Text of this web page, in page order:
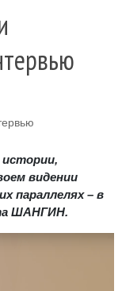
истории,
видении
параллелях – в
ШАНГИН.